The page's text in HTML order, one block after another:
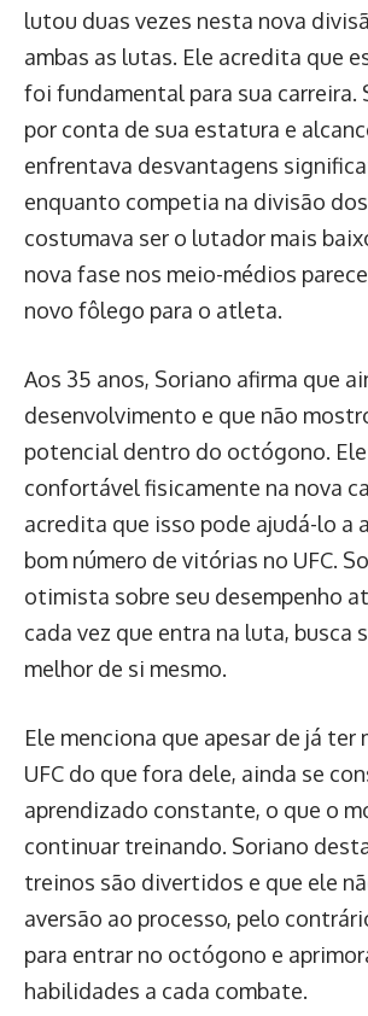
lutou duas vezes nesta nova
ambas as lutas. Ele acredita que
foi fundamental para sua carreira.
por conta de sua estatura e
enfrentava desvantagens
enquanto competia na divisão
costumava ser o lutador mais
nova fase nos meio-médios
novo fôlego para o atleta.
Aos 35 anos, Soriano afirma que
desenvolvimento e que não
potencial dentro do octógono.
confortável fisicamente na nova
acredita que isso pode ajudá-lo a
bom número de vitórias no UFC.
otimista sobre seu desempenho
cada vez que entra na luta, busca
melhor de si mesmo.
Ele menciona que apesar de já ter
UFC do que fora dele, ainda se
aprendizado constante, o que o
continuar treinando. Soriano
treinos são divertidos e que ele
aversão ao processo, pelo
para entrar no octógono e
habilidades a cada combate.